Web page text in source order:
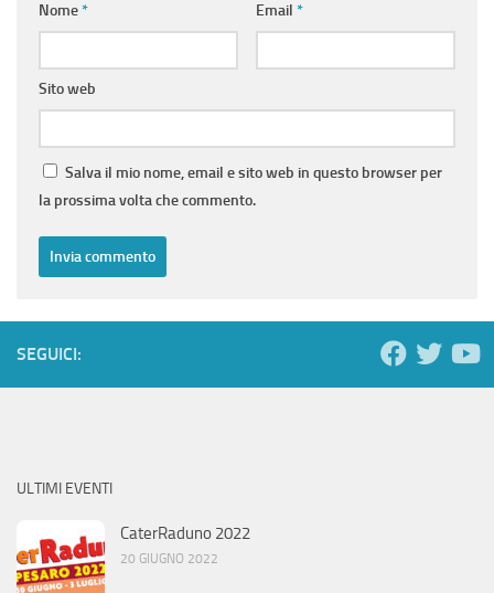
Nome* Email *
Sito web
Salva il mio nome, email e sito web in questo browser per
la prossima volta che commento.
SEGUICI:
ULTIMI EVENTI
CaterRaduno 2022
20 GIUGNO 2022